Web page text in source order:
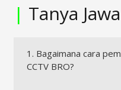
| Tanya
1. Bagaimana cara
CCTV BRO?